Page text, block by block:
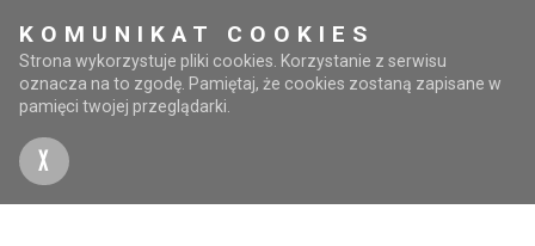
KOMUNIKAT COOKIES
Strona wykorzystuje pliki cookies. Korzystanie z serwisu
oznacza na to zgodę. Pamiętaj, że cookies zostaną zapisane w
pamięci twojej przeglądarki.
X